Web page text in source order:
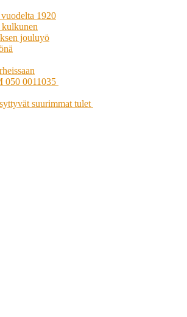
1920
jouluyö
050 0011035
suurimmat tulet